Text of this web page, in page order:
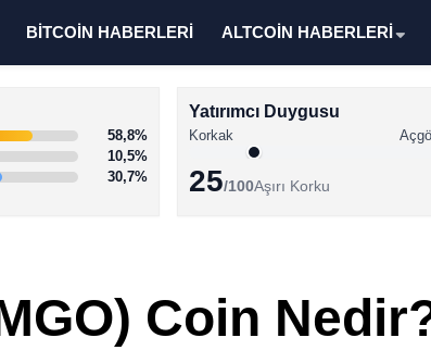
BİTCOİN HABERLERİ ALTCOİN HABERLERİ
58,8%
10,5%
30,7%
Yatırımcı Duygusu
Korkak
25/100Aşırı Korku
Coin